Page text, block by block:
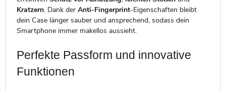
Kratzern. Dank der Anti-Fingerprint-Eigenschaften bleibt
dein Case länger sauber und ansprechend, sodass dein
Smartphone immer makellos aussieht.
Perfekte Passform und innovative
Funktionen